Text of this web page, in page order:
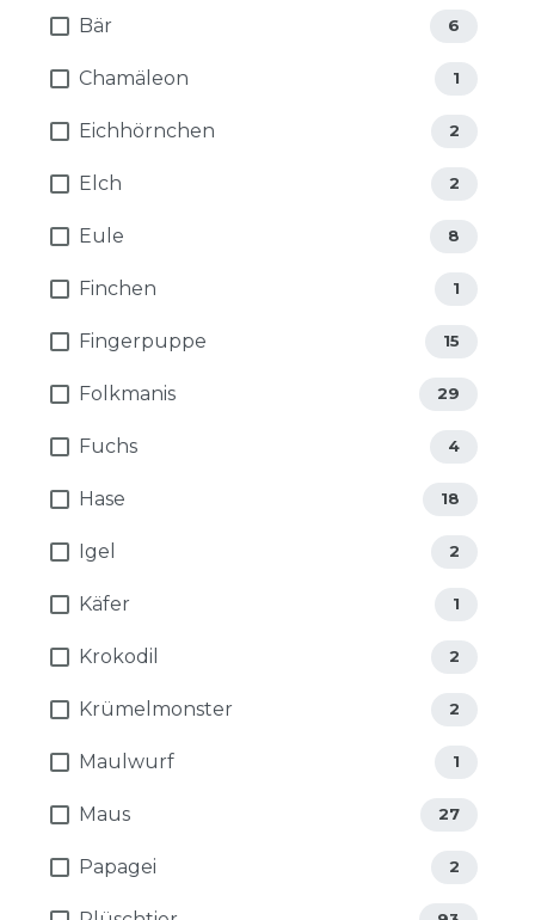
Bär 6
Chamäleon 1
Eichhörnchen 2
Elch 2
Eule 8
Finchen 1
Fingerpuppe 15
Folkmanis 29
Fuchs 4
Hase 18
Igel 2
Käfer 1
Krokodil 2
Krümelmonster 2
Maulwurf 1
Maus 27
Papagei 2